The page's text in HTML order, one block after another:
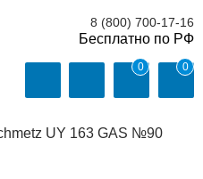
8 (800) 700-17-16
0 0
UY 163 GAS №90